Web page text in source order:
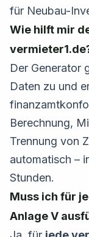
für Neubau-
Wie hilft mir
Der Generator
Daten zu und
Berechnung,
Trennung von
automatisch –
Stunden.
Muss ich für
Anlage V